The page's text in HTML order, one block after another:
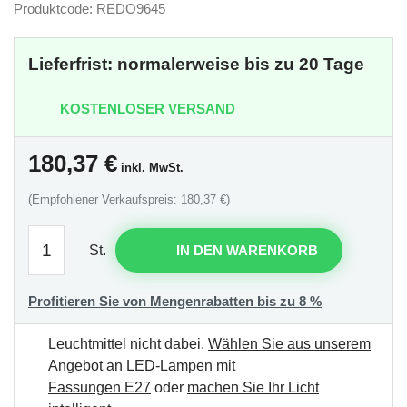
Produktcode: REDO9645
Lieferfrist: normalerweise bis zu 20 Tage
KOSTENLOSER VERSAND
180,37 € inkl. MwSt.
(Empfohlener Verkaufspreis: 180,37 €)
St. IN DEN WARENKORB
Profitieren Sie von Mengenrabatten bis zu 8 %
Leuchtmittel nicht dabei. Wählen Sie aus unserem
Angebot an LED-Lampen mit
Fassungen E27 oder machen Sie Ihr Licht